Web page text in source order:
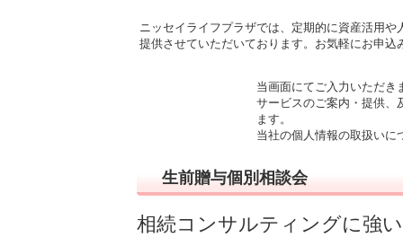
ニッセイライフプラザでは、定期的に資産活用
提供させていただいております。お気軽にお申込
当画面にてご入力いただき
サービスのご案内・提供、
ます。
当社の個人情報の取扱いに
生前贈与個別相談会
相続コンサルティングに強